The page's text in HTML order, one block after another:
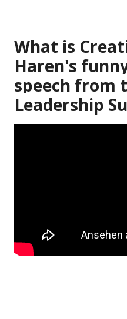
What is
Haren's
speech from
Leadership